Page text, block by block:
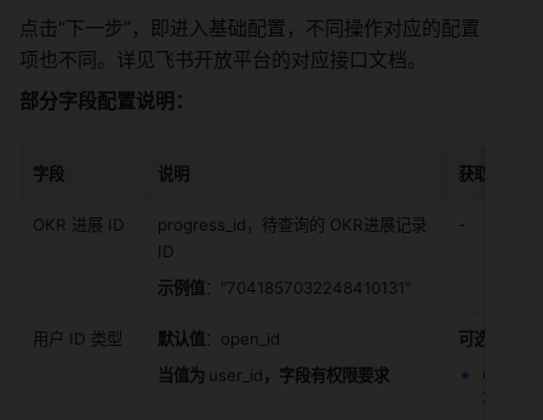
点击“下一步”，即进入基础配置，不同操作对应的配置
项也不同。详见飞书开放平台的对应接口文档。
部分字段配置说明：
字段 说明 获取方式
OKR 进展 ID
progress_id，待查询的 OKR进展记录
ID
示例值："7041857032248410131"
-
用户 ID 类型 默认值：open_id
当值为 user_id ，字段有权限要求
可选值有
不同。